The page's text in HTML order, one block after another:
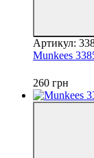
Артикул:
Munkees
260 грн